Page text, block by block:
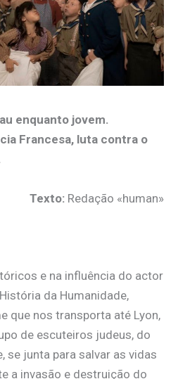
enquanto jovem.
Francesa, luta contra o
Texto: Redação «human»
e na influência do actor
da Humanidade,
que nos transporta até Lyon,
de escuteiros judeus, do
se junta para salvar as vidas
a invasão e destruição do